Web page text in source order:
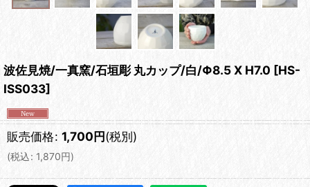
波佐見焼/一真窯/石垣彫 丸カップ/白/Φ8.5 X H7.0 [HS-
ISS033]
販売価格: 1,700円(税別)
(税込: 1,870円)